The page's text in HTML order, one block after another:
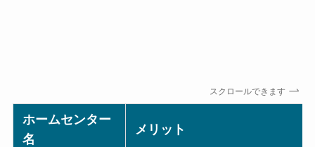
スクロールできます
ホームセンター
名
メリット